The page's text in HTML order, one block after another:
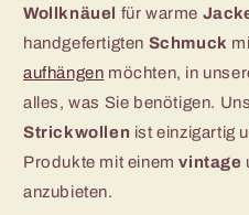
Wollknäuel für warme
handgefertigten Schmuck
aufhängen möchten, in
alles, was Sie benötigen.
Strickwollen ist einzigartig
Produkte mit einemvintage
anzubieten.